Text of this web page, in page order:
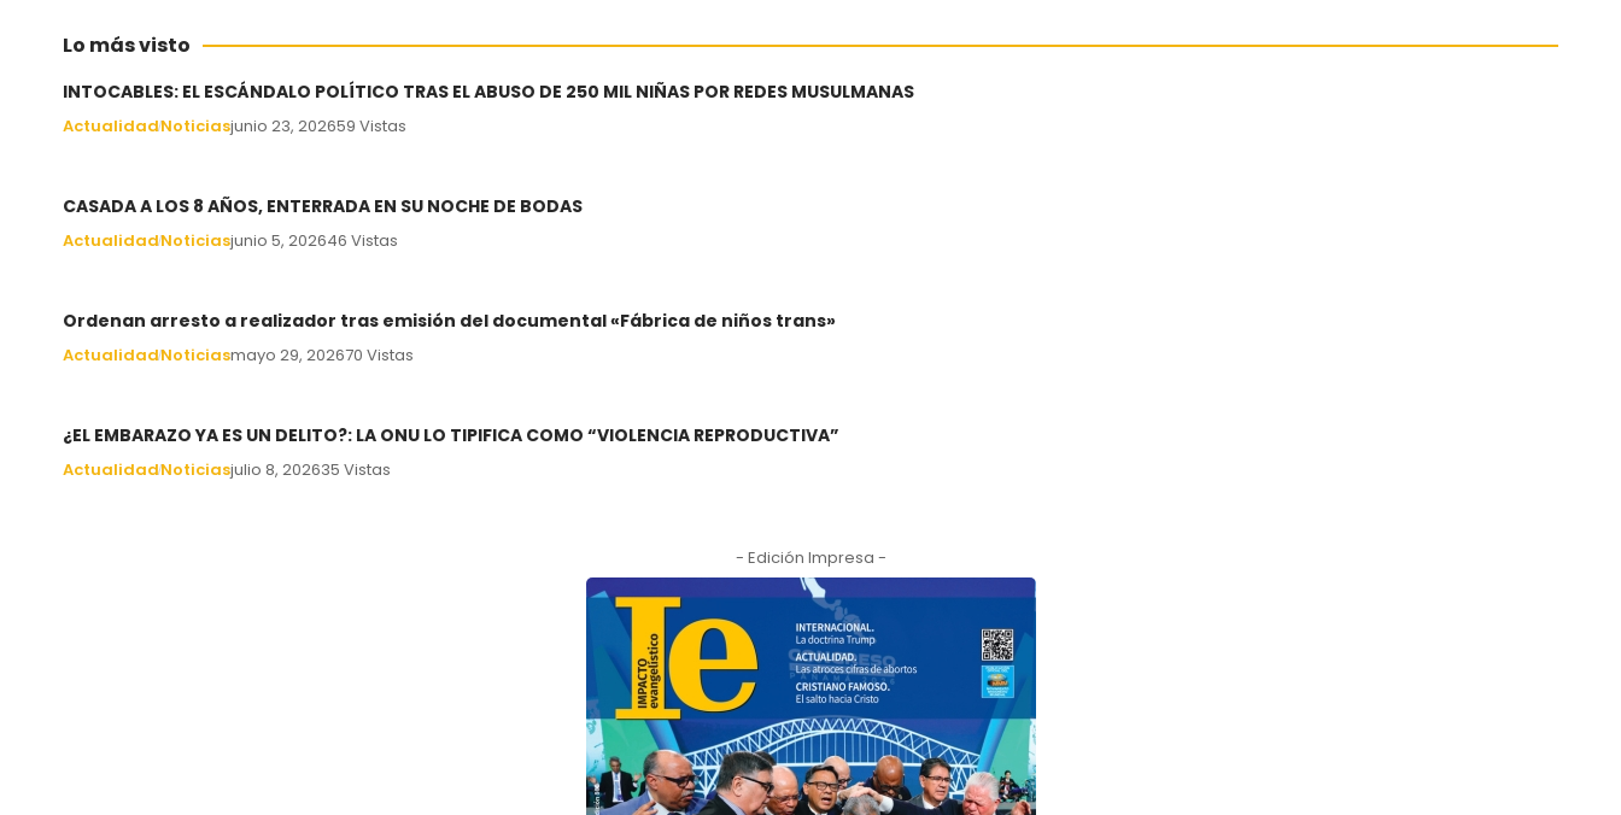
Lo más visto
INTOCABLES: EL ESCÁNDALO POLÍTICO TRAS EL ABUSO DE 250 MIL NIÑAS POR REDES MUSULMANAS
ActualidadNoticiasjunio 23, 202659 Vistas
CASADA A LOS 8 AÑOS, ENTERRADA EN SU NOCHE DE BODAS
ActualidadNoticiasjunio 5, 202646 Vistas
Ordenan arresto a realizador tras emisión del documental «Fábrica de niños trans»
ActualidadNoticiasmayo 29, 202670 Vistas
¿EL EMBARAZO YA ES UN DELITO?: LA ONU LO TIPIFICA COMO “VIOLENCIA REPRODUCTIVA”
ActualidadNoticiasjulio 8, 202635 Vistas
- Edición Impresa -